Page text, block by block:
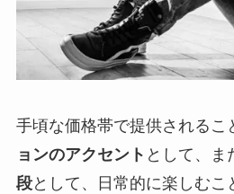
手頃な価格帯で提供されるこ
ョンのアクセント として、ま
段として、日常的に楽しむこ